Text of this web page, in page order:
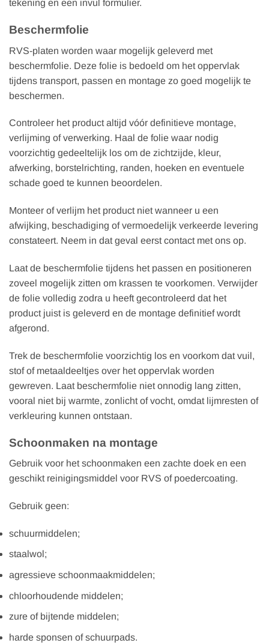
tekening en een invul formulier.
Beschermfolie
RVS-platen worden waar mogelijk geleverd met
beschermfolie. Deze folie is bedoeld om het oppervlak
tijdens transport, passen en montage zo goed mogelijk te
beschermen.
Controleer het product altijd vóór definitieve montage,
verlijming of verwerking. Haal de folie waar nodig
voorzichtig gedeeltelijk los om de zichtzijde, kleur,
afwerking, borstelrichting, randen, hoeken en eventuele
schade goed te kunnen beoordelen.
Monteer of verlijm het product niet wanneer u een
afwijking, beschadiging of vermoedelijk verkeerde levering
constateert. Neem in dat geval eerst contact met ons op.
Laat de beschermfolie tijdens het passen en positioneren
zoveel mogelijk zitten om krassen te voorkomen. Verwijder
de folie volledig zodra u heeft gecontroleerd dat het
product juist is geleverd en de montage definitief wordt
afgerond.
Trek de beschermfolie voorzichtig los en voorkom dat vuil,
stof of metaaldeeltjes over het oppervlak worden
gewreven. Laat beschermfolie niet onnodig lang zitten,
vooral niet bij warmte, zonlicht of vocht, omdat lijmresten of
verkleuring kunnen ontstaan.
Schoonmaken na montage
Gebruik voor het schoonmaken een zachte doek en een
geschikt reinigingsmiddel voor RVS of poedercoating.
Gebruik geen:
schuurmiddelen;
staalwol;
agressieve schoonmaakmiddelen;
chloorhoudende middelen;
zure of bijtende middelen;
harde sponsen of schuurpads.